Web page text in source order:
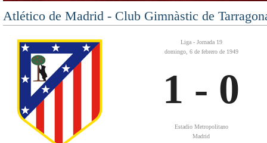
Atlético de Madrid - Club Gimnàstic de
Liga - Jornada 19
domingo, 6 de febrero de 1949
1 - 0
Estadio Metropolitano
Madrid